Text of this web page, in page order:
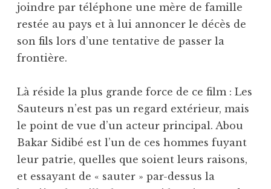
joindre par téléphone une mère de famille
restée au pays et à lui annoncer le décès de
son fils lors d’une tentative de passer la
frontière.
Là réside la plus grande force de ce film : Les
Sauteurs n’est pas un regard extérieur, mais
le point de vue d’un acteur principal. Abou
Bakar Sidibé est l’un de ces hommes fuyant
leur patrie, quelles que soient leurs raisons,
et essayant de « sauter » par-dessus la